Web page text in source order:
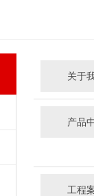
关于
产品
工程